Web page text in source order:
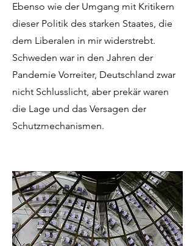
Ebenso wie der Umgang mit Kritikern
dieser Politik des starken Staates, die
dem Liberalen in mir widerstrebt.
Schweden war in den Jahren der
Pandemie Vorreiter, Deutschland zwar
nicht Schlusslicht, aber prekär waren
die Lage und das Versagen der
Schutzmechanismen.